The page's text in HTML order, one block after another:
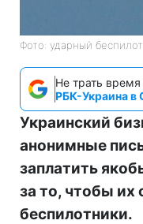
Фото: ударный
Не трать
РБК-Украина в
Украинский
анонимные
заплатить
за то, чтобы их
беспилотники.